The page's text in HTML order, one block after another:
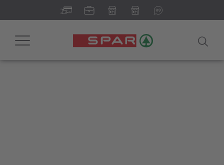
Toggle